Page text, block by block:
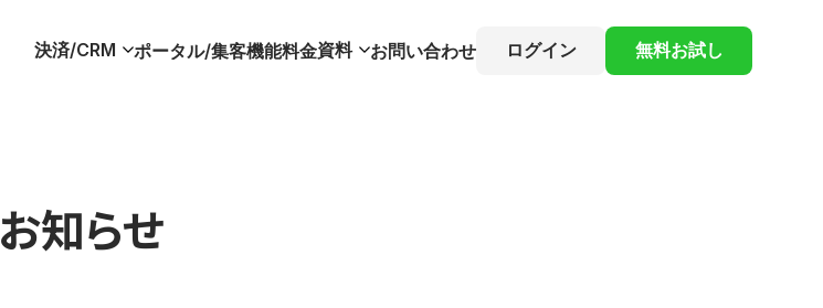
決済/CRM ポータル/集客機能料金資料 お問い合わせ ログイン 無料お試し
お知らせ